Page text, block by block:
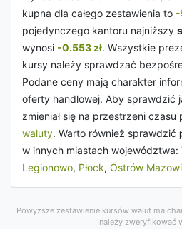
kupna dla całego zestawienia to -
pojedynczego kantoru najniższy
wynosi -0.553 zł. Wszystkie
kursy należy sprawdzać
Podane ceny mają charakter
oferty handlowej. Aby sprawdzić
zmieniał się na przestrzeni czasu
waluty. Warto również sprawdzić
w innych miastach województwa:
Legionowo, Płock, Ostrów
Powyższe zestawienie kursów walut ma
należy zweryfikować